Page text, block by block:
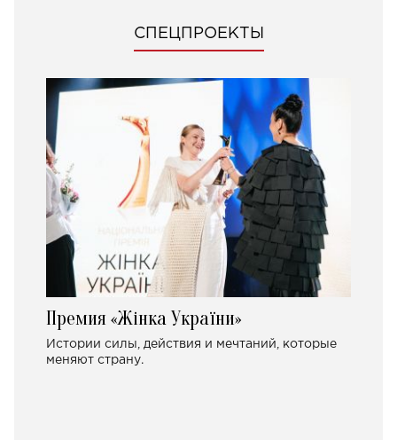
СПЕЦПРОЕКТЫ
Премия «Жінка України»
Истории силы, действия и мечтаний, которые
меняют страну.